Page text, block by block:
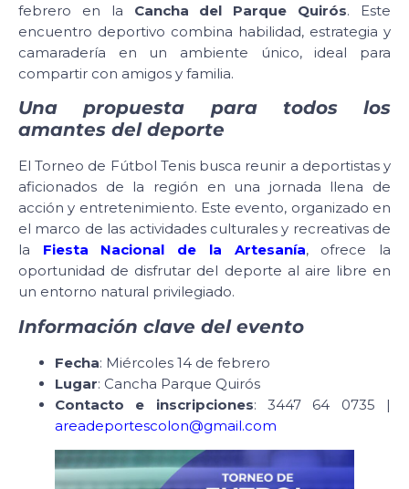
febrero en la Cancha del Parque Quirós. Este
encuentro deportivo combina habilidad, estrategia y
camaradería en un ambiente único, ideal para
compartir con amigos y familia.
Una propuesta para todos los
amantes del deporte
El Torneo de Fútbol Tenis busca reunir a deportistas y
aficionados de la región en una jornada llena de
acción y entretenimiento. Este evento, organizado en
el marco de las actividades culturales y recreativas de
la Fiesta Nacional de la Artesanía, ofrece la
oportunidad de disfrutar del deporte al aire libre en
un entorno natural privilegiado.
Información clave del evento
Fecha: Miércoles 14 de febrero
Lugar: Cancha Parque Quirós
Contacto e inscripciones: 3447 64 0735 |
areadeportescolon@gmail.com